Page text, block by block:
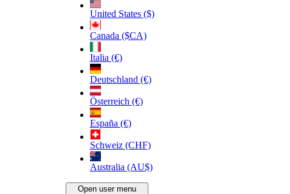
United States ($)
Canada ($CA)
Italia (€)
Deutschland (€)
Österreich (€)
España (€)
Schweiz (CHF)
Australia (AU$)
Open user menu